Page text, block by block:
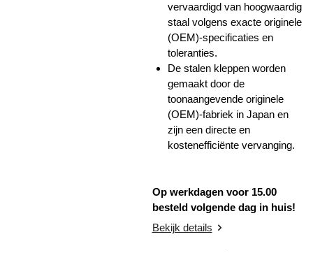
vervaardigd van hoogwaardig
staal volgens exacte originele
(OEM)-specificaties en
toleranties.
De stalen kleppen worden
gemaakt door de
toonaangevende originele
(OEM)-fabriek in Japan en
zijn een directe en
kostenefficiënte vervanging.
Op werkdagen voor 15.00
besteld volgende dag in huis!
Bekijk details